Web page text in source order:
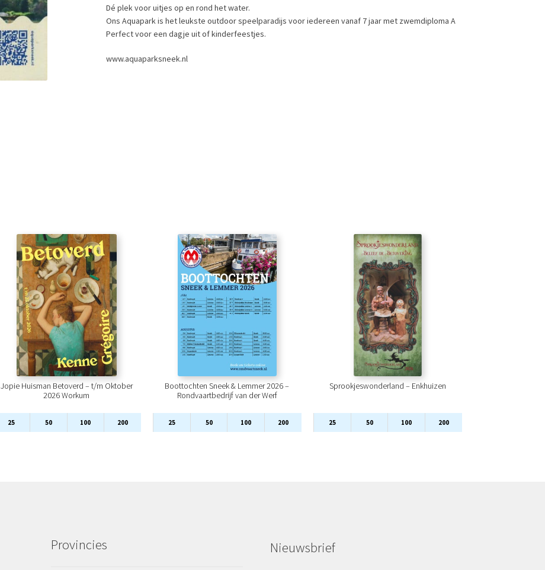
Dé plek voor uitjes op en rond het water.
Ons Aquapark is het leukste outdoor speelparadijs voor iedereen vanaf 7 jaar met zwemdiploma A
Perfect voor een dagje uit of kinderfeestjes.
www.aquaparksneek.nl
Jopie Huisman Betoverd – t/m Oktober
2026 Workum
25 50 100 200
Boottochten Sneek & Lemmer 2026 –
Rondvaartbedrijf van der Werf
25 50 100 200
Sprookjeswonderland – Enkhuizen
25 50 100 200
Provincies Nieuwsbrief